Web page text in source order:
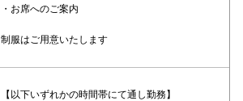
・お席へのご案内
制服はご用意いたします
【以下いずれかの時間帯にて通し勤務】